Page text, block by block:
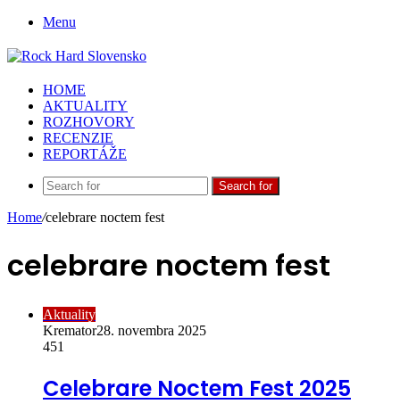
Menu
HOME
AKTUALITY
ROZHOVORY
RECENZIE
REPORTÁŽE
Search for
Home/celebrare noctem fest
celebrare noctem fest
Aktuality
Kremator28. novembra 2025
451
Celebrare Noctem Fest 2025